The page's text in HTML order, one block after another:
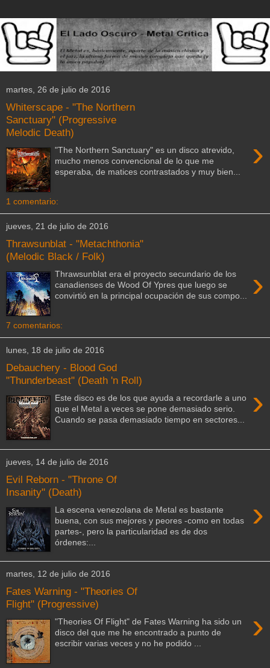
martes, 26 de julio de 2016
Whiterscape - "The Northern
Sanctuary" (Progressive
Melodic Death)
›
"The Northern Sanctuary" es un disco atrevido,
mucho menos convencional de lo que me
esperaba, de matices contrastados y muy bien...
1 comentario:
jueves, 21 de julio de 2016
Thrawsunblat - "Metachthonia"
(Melodic Black / Folk)
›
Thrawsunblat era el proyecto secundario de los
canadienses de Wood Of Ypres que luego se
convirtió en la principal ocupación de sus compo...
7 comentarios:
lunes, 18 de julio de 2016
Debauchery - Blood God
"Thunderbeast" (Death 'n Roll)
›
Este disco es de los que ayuda a recordarle a uno
que el Metal a veces se pone demasiado serio.
Cuando se pasa demasiado tiempo en sectores...
jueves, 14 de julio de 2016
Evil Reborn - "Throne Of
Insanity" (Death)
›
La escena venezolana de Metal es bastante
buena, con sus mejores y peores -como en todas
partes-, pero la particularidad es de dos
órdenes:...
martes, 12 de julio de 2016
Fates Warning - "Theories Of
Flight" (Progressive)
›
"Theories Of Flight" de Fates Warning ha sido un
disco del que me he encontrado a punto de
escribir varias veces y no he podido ...